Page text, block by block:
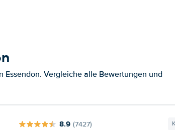
Vergleiche alle Bewertungen und
8.9 (7427)